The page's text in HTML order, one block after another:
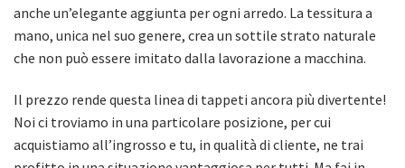
anche un’elegante aggiunta per ogni arredo. La tessitura a
mano, unica nel suo genere, crea un sottile strato naturale
che non può essere imitato dalla lavorazione a macchina.
Il prezzo rende questa linea di tappeti ancora più divertente!
Noi ci troviamo in una particolare posizione, per cui
acquistiamo all’ingrosso e tu, in qualità di cliente, ne trai